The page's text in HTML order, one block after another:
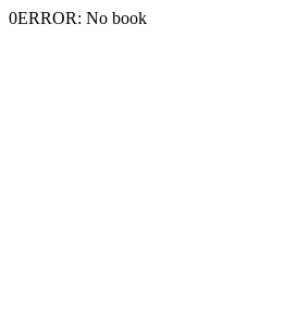
0ERROR: No book